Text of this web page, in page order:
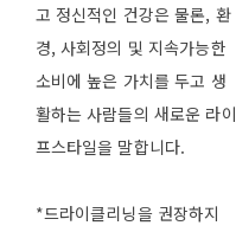
고 정신적인 건강은 물론, 환
경, 사회정의 및 지속가능한
소비에 높은 가치를 두고 생
활하는 사람들의 새로운 라이
프스타일을 말합니다.
*드라이클리닝을 권장하지